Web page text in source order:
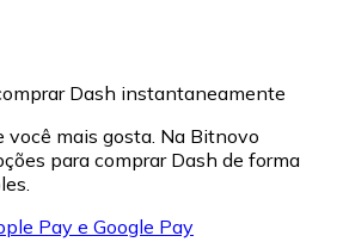
Dash instantaneamente
você mais gosta. Na Bitnovo
para comprar Dash de forma
Pay e Google Pay